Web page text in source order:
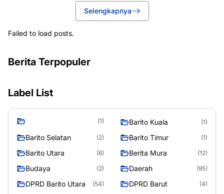
Selengkapnya
Failed to load posts.
Berita Terpopuler
Label List
(1) Barito Kuala (1)
Barito Selatan (2) Barito Timur (1)
Barito Utara (6) Berita Mura (12)
Budaya (2) Daerah (95)
DPRD Barito Utara (54) DPRD Barut (4)